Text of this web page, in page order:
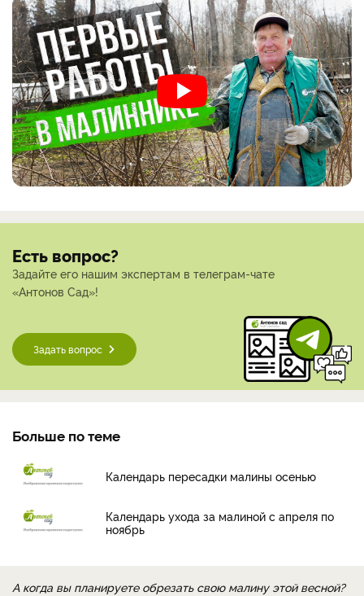
Есть вопрос?
Задайте его нашим экспертам в телеграм-чате
«Антонов Сад»!
Задать вопрос
Больше по теме
Календарь пересадки малины осенью
Календарь ухода за малиной с апреля по
ноябрь
А когда вы планируете обрезать свою малину этой весной?